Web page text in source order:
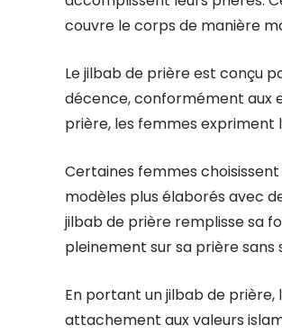
couvre le corps de manière
Le jilbab de prière est conçu
décence, conformément aux
prière, les femmes expriment
Certaines femmes
modèles plus élaborés avec
jilbab de prière remplisse sa
pleinement sur sa prière
En portant un jilbab de
attachement aux valeurs